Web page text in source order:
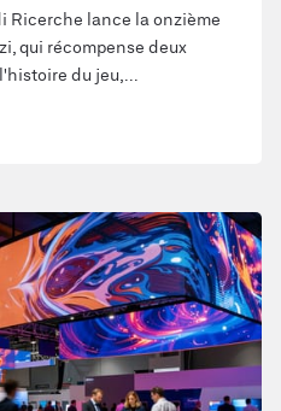
Ricerche lance la onzième
qui récompense deux
du jeu,